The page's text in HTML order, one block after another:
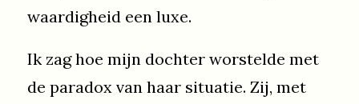
waardigheid een luxe.
Ik zag hoe mijn dochter worstelde met
de paradox van haar situatie. Zij, met